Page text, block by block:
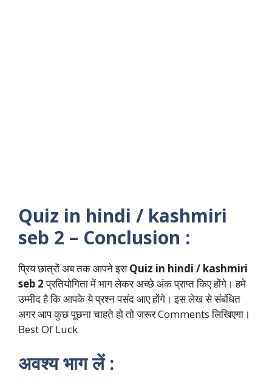
Quiz in hindi / kashmiri
seb 2 – Conclusion :
प्रिय छात्रों अब तक आपने इसQuiz in hindi / kashmiri
seb 2प्रतियोगिता में भाग लेकर अच्छे अंक प्राप्त किए होंगे। हमे
उम्मीद है कि आपके ये प्रश्न पसंद आए होंगे। इस लेख से संबंधित
अगर आप कुछ पूछना चाहते हो तो जरूर Comments लिखिएगा।
Best Of Luck
अवश्य भाग लें :